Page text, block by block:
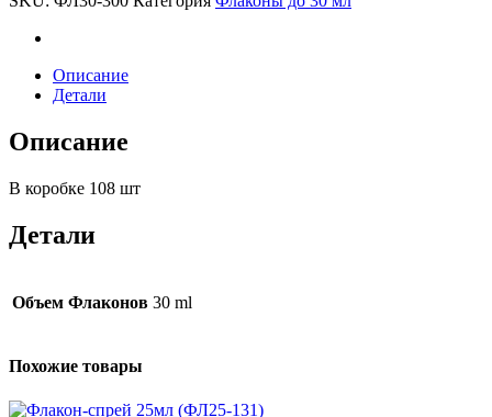
300)
quantity
Описание
Детали
Описание
В коробке 108 шт
Детали
Объем Флаконов 30 ml
Похожие товары